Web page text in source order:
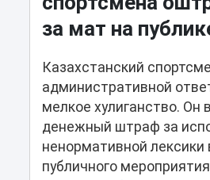
за мат на
Казахстанский
административной
мелкое хулиганство. Он
денежный штраф за
ненормативной лексики
публичного